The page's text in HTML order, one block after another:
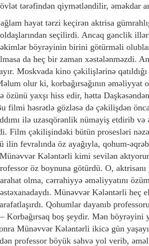
tərəfindən qiymətləndilir, əməkdar
həyat tərzi keçirən aktrisa
seçilirdi. Ancaq gənclik
böyrəyinin birini götürməli
da heç bir zaman xəstələnməzdi.
Moskvada kino çəkilişlərinə
olur ki, korbağırsağının əməliyyat
özünü yaxşı hiss edir, hətta
filmi həsrətlə gözləsə də çəkilişdən
ilə uzasqörənlik nümayiş etdirib
Film çəkilişindəki bütün prosesləri
ilin fevralında öz ayağıyla, qohum-
Kələntərli kimi sevilən
öz boynuna götürdü. O, aktrisanı
olma, cərrahiyyə əməliyyatını
Münəvvər Kələntərli heç
Qohumlar dayanıb
Korbağırsaq boş şeydir. Mən böyrəyini
Münəvvər Kələntərli ikicə gün
professor böyük səhvə yol verib,